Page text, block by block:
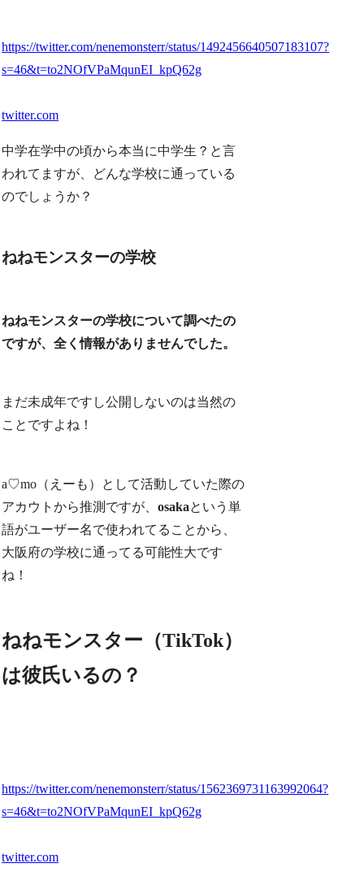
https://twitter.com/nenemonsterr/status/1492456640507183107?
s=46&t=to2NOfVPaMqunEI_kpQ62g
twitter.com
中学在学中の頃から本当に中学生？ と言
われてますが、どんな学校に通っている
のでしょうか？
ねねモンスターの学校
ねねモンスターの学校について調べたの
ですが、全く情報がありませんでした。
まだ未成年ですし公開しないのは当然の
ことですよね！
a♡mo（えーも）として活動していた際の
アカウトから推測ですが、osakaという単
語がユーザー名で使われてることから、
大阪府の学校に通ってる可能性大です
ね！
ねねモンスター（TikTok）
は彼氏いるの？
https://twitter.com/nenemonsterr/status/1562369731163992064?
s=46&t=to2NOfVPaMqunEI_kpQ62g
twitter.com